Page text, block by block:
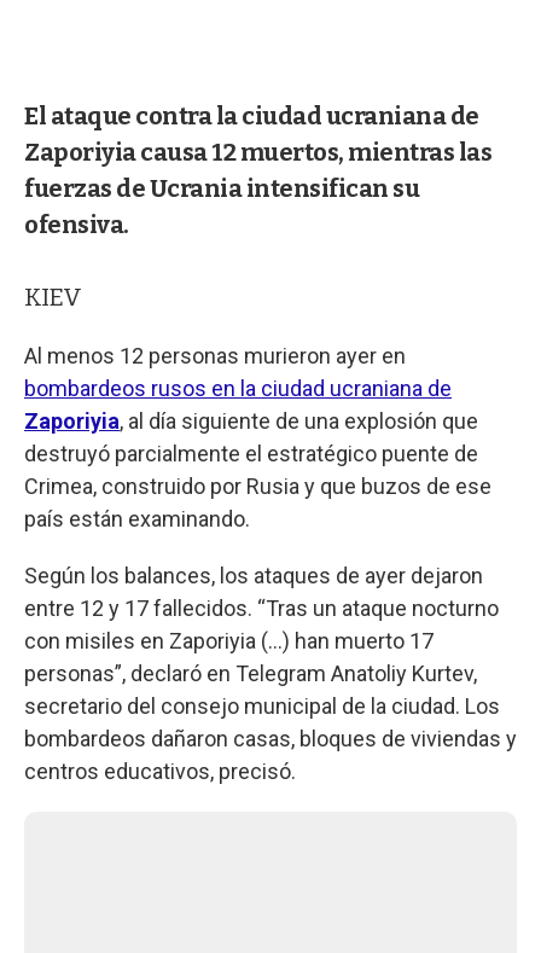
El ataque contra la ciudad ucraniana de
Zaporiyia causa 12 muertos, mientras las
fuerzas de Ucrania intensifican su
ofensiva.
KIEV
Al menos 12 personas murieron ayer en
bombardeos rusos en la ciudad ucraniana de
Zaporiyia, al día siguiente de una explosión que
destruyó parcialmente el estratégico puente de
Crimea, construido por Rusia y que buzos de ese
país están examinando.
Según los balances, los ataques de ayer dejaron
entre 12 y 17 fallecidos. “Tras un ataque nocturno
con misiles en Zaporiyia (...) han muerto 17
personas”, declaró en Telegram Anatoliy Kurtev,
secretario del consejo municipal de la ciudad. Los
bombardeos dañaron casas, bloques de viviendas y
centros educativos, precisó.